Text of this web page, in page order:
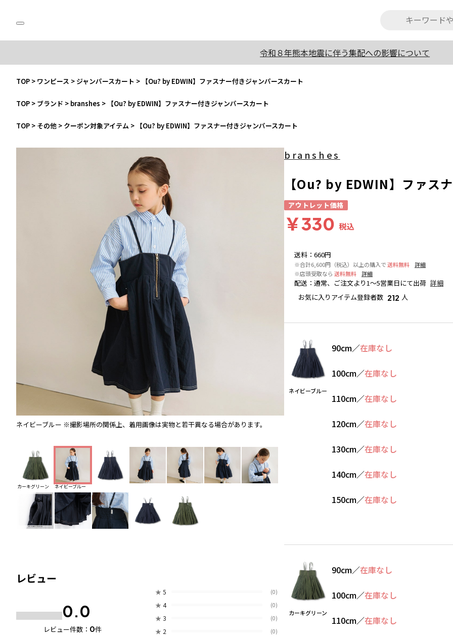
令和８年熊本地震に伴う集配への影響について
TOP > ワンピース > ジャンパースカート > 【Ou? by EDWIN】ファスナー付きジャンパースカート
TOP > ブランド > branshes > 【Ou? by EDWIN】ファスナー付きジャンパースカート
TOP > その他 > クーポン対象アイテム > 【Ou? by EDWIN】ファスナー付きジャンパースカート
ネイビーブルー ※撮影場所の関係上、着用画像は実物と若干異なる場合があります。
カーキグリーン ネイビーブルー
レビュー
0.0
レビュー件数： 0件
★ 5 (0)
★ 4 (0)
★ 3 (0)
★ 2 (0)
送料 ： 660円
※合計6,600円（税込）以上の購入で送料無料
詳細
※店頭受取なら 送料無料 詳細
配送 ： 通常、ご注文より1～5営業日にて出荷 詳細
お気に入りアイテム登録者数 212 人
branshes
【Ou? by EDWIN】ファス
アウトレット価格
￥330 税込
ネイビーブルー
90cm／在庫なし
100cm／在庫なし
110cm／在庫なし
120cm／在庫なし
130cm／在庫なし
140cm／在庫なし
150cm／在庫なし
カーキグリーン
90cm／在庫なし
100cm／在庫なし
110cm／在庫なし